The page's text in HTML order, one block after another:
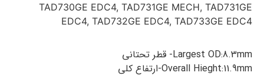
TAD730GE EDC4, TAD731GE MECH, TAD731GE
EDC4, TAD732GE EDC4, TAD733GE EDC4
Largest OD:8.3mm- قطر تحتانی
Overall Hieght:11.9mm-ارتفاع کلی